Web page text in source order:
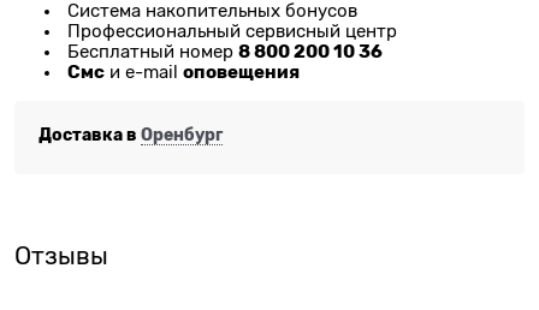
Система накопительных бонусов
Профессиональный сервисный центр
Бесплатный номер 8 800 200 10 36
Смс и e-mail оповещения
Доставка в Оренбург
Отзывы